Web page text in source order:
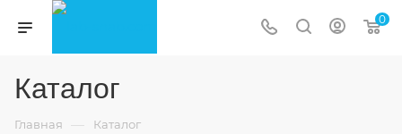
0
Каталог
Главная — Каталог